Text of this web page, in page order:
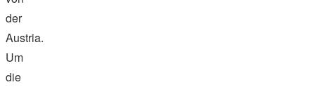
der
Austria.
Um
die